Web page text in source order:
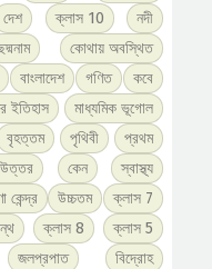
দেশ ক্লাস 10
নদী
কোথায় অবস্থিত
বাংলাদেশ গণিত
কবে
ইতিহাস
মাধ্যমিক ভূগোল
বৃহত্তম পৃথিবী
প্রথম
উত্তর কেন
স্বাস্থ্য
কেন্দ্র উচ্চতম
ক্লাস 7
ক্লাস 8
ক্লাস 5
জলপ্রপাত
বিদ্রোহ